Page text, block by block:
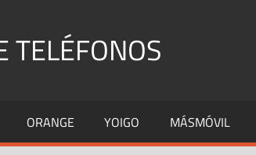
TELÉFONOS
ORANGE YOIGO MÁSMÓVIL